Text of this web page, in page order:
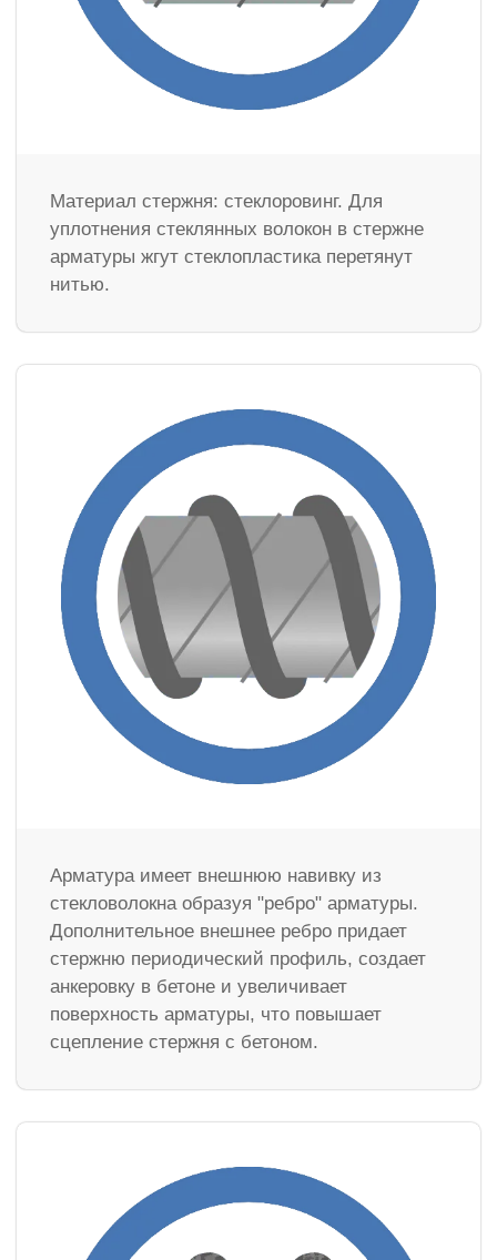
Материал стержня: стеклоровинг. Для
уплотнения стеклянных волокон в стержне
арматуры жгут стеклопластика перетянут
нитью.
Арматура имеет внешнюю навивку из
стекловолокна образуя "ребро" арматуры.
Дополнительное внешнее ребро придает
стержню периодический профиль, создает
анкеровку в бетоне и увеличивает
поверхность арматуры, что повышает
сцепление стержня с бетоном.